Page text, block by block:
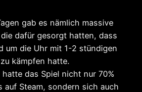
gab es nämlich massive
dafür gesorgt hatten, dass
um die Uhr mit 1-2 stündigen
kämpfen hatte.
das Spiel nicht nur 70%
auf Steam, sondern sich auch